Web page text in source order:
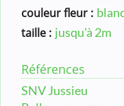
couleur fleur :
taille : jusqu'à 2m
Références
SNV Jussieu